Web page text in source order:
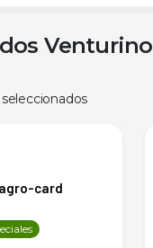
Venturino